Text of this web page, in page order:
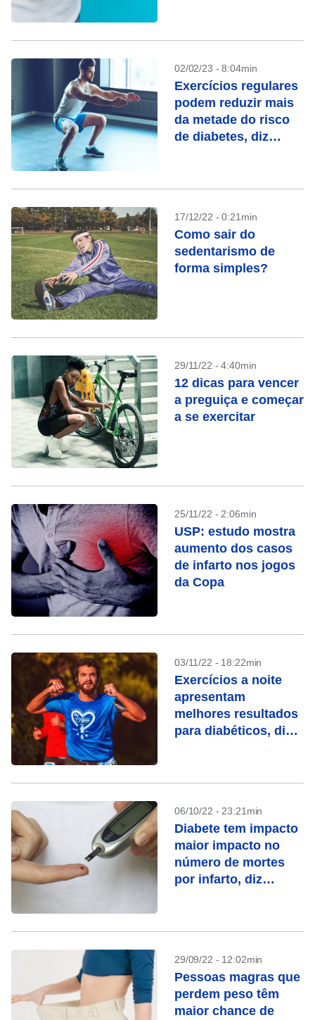
02/02/23 - 8:04min
Exercícios regulares
podem reduzir mais
da metade do risco
de diabetes, diz
17/12/22 - 0:21min
Como sair do
sedentarismo de
forma simples?
29/11/22 - 4:40min
12 dicas para vencer
a preguiça e começar
a se exercitar
25/11/22 - 2:06min
USP: estudo mostra
aumento dos casos
de infarto nos jogos
da Copa
03/11/22 - 18:22min
Exercícios a noite
apresentam
melhores resultados
para diabéticos, diz
06/10/22 - 23:21min
Diabete tem impacto
maior impacto no
número de mortes
por infarto, diz
29/09/22 - 12:02min
Pessoas magras que
perdem peso têm
maior chance de